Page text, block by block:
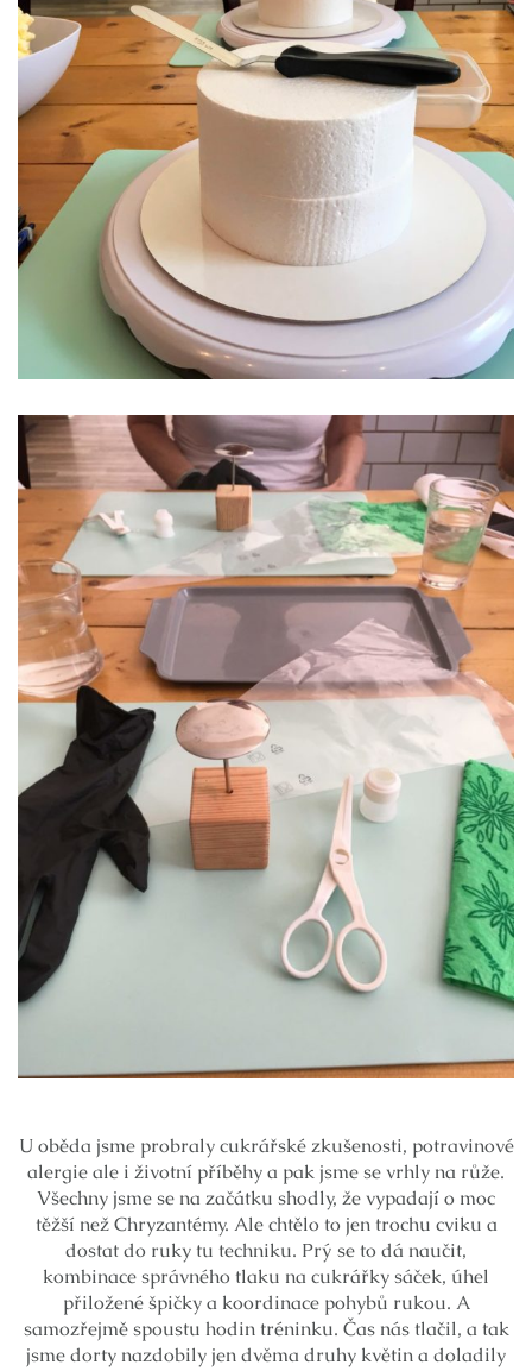
U oběda jsme probraly cukrářské zkušenosti, potravinové
alergie ale i životní příběhy a pak jsme se vrhly na růže.
Všechny jsme se na začátku shodly, že vypadají o moc
těžší než Chryzantémy. Ale chtělo to jen trochu cviku a
dostat do ruky tu techniku. Prý se to dá naučit,
kombinace správného tlaku na cukrářky sáček, úhel
přiložené špičky a koordinace pohybů rukou. A
samozřejmě spoustu hodin tréninku. Čas nás tlačil, a tak
jsme dorty nazdobily jen dvěma druhy květin a doladily